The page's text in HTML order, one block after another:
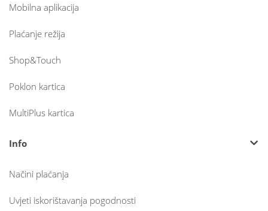
Mobilna aplikacija
Plaćanje režija
Shop&Touch
Poklon kartica
MultiPlus kartica
Info
Načini plaćanja
Uvjeti iskorištavanja pogodnosti